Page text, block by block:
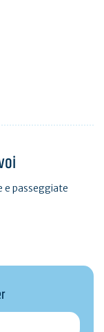
passeggiate